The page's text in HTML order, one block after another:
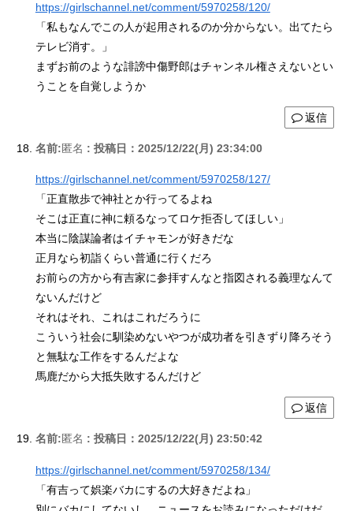
https://girlschannel.net/comment/5970258/120/
「私もなんでこの人が起用されるのか分からない。出てたら
テレビ消す。」
まずお前のような誹謗中傷野郎はチャンネル権さえないとい
うことを自覚しようか
返信
名前:匿名 : 投稿日：2025/12/22(月) 23:34:00
https://girlschannel.net/comment/5970258/127/
「正直散歩で神社とか行ってるよね
そこは正直に神に頼るなってロケ拒否してほしい」
本当に陰謀論者はイチャモンが好きだな
正月なら初詣くらい普通に行くだろ
お前らの方から有吉家に参拝すんなと指図される義理なんて
ないんだけど
それはそれ、これはこれだろうに
こういう社会に馴染めないやつが成功者を引きずり降ろそう
と無駄な工作をするんだよな
馬鹿だから大抵失敗するんだけど
返信
名前:匿名 : 投稿日：2025/12/22(月) 23:50:42
https://girlschannel.net/comment/5970258/134/
「有吉って娯楽バカにするの大好きだよね」